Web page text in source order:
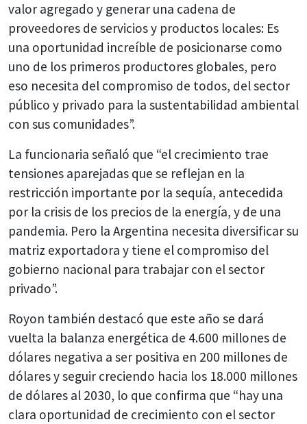
valor agregado y generar una cadena de
proveedores de servicios y productos locales: Es
una oportunidad increíble de posicionarse como
uno de los primeros productores globales, pero
eso necesita del compromiso de todos, del sector
público y privado para la sustentabilidad ambiental
con sus comunidades”.
La funcionaria señaló que “el crecimiento trae
tensiones aparejadas que se reflejan en la
restricción importante por la sequía, antecedida
por la crisis de los precios de la energía, y de una
pandemia. Pero la Argentina necesita diversificar su
matriz exportadora y tiene el compromiso del
gobierno nacional para trabajar con el sector
privado”.
Royon también destacó que este año se dará
vuelta la balanza energética de 4.600 millones de
dólares negativa a ser positiva en 200 millones de
dólares y seguir creciendo hacia los 18.000 millones
de dólares al 2030, lo que confirma que “hay una
clara oportunidad de crecimiento con el sector